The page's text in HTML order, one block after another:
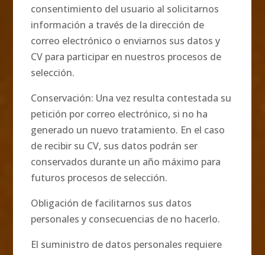
consentimiento del usuario al solicitarnos
información a través de la dirección de
correo electrónico o enviarnos sus datos y
CV para participar en nuestros procesos de
selección.
Conservación: Una vez resulta contestada su
petición por correo electrónico, si no ha
generado un nuevo tratamiento. En el caso
de recibir su CV, sus datos podrán ser
conservados durante un año máximo para
futuros procesos de selección.
Obligación de facilitarnos sus datos
personales y consecuencias de no hacerlo.
El suministro de datos personales requiere